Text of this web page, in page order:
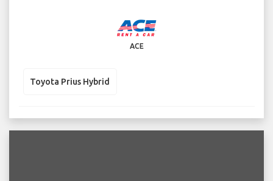
ACE
Toyota Prius Hybrid